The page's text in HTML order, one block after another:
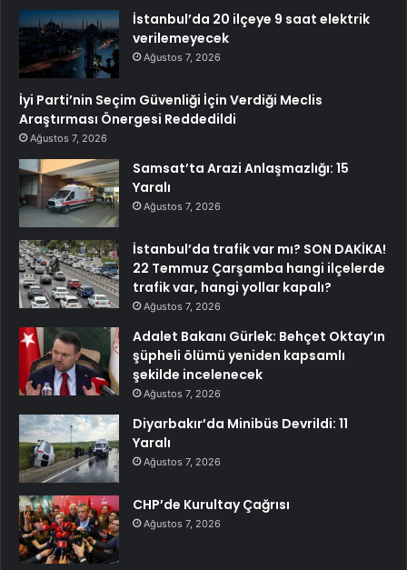
İstanbul’da 20 ilçeye 9 saat elektrik
verilemeyecek
Ağustos 7, 2026
İyi Parti’nin Seçim Güvenliği İçin Verdiği Meclis
Araştırması Önergesi Reddedildi
Ağustos 7, 2026
Samsat’ta Arazi Anlaşmazlığı: 15
Yaralı
Ağustos 7, 2026
İstanbul’da trafik var mı? SON DAKİKA!
22 Temmuz Çarşamba hangi ilçelerde
trafik var, hangi yollar kapalı?
Ağustos 7, 2026
Adalet Bakanı Gürlek: Behçet Oktay’ın
şüpheli ölümü yeniden kapsamlı
şekilde incelenecek
Ağustos 7, 2026
Diyarbakır’da Minibüs Devrildi: 11
Yaralı
Ağustos 7, 2026
CHP’de Kurultay Çağrısı
Ağustos 7, 2026